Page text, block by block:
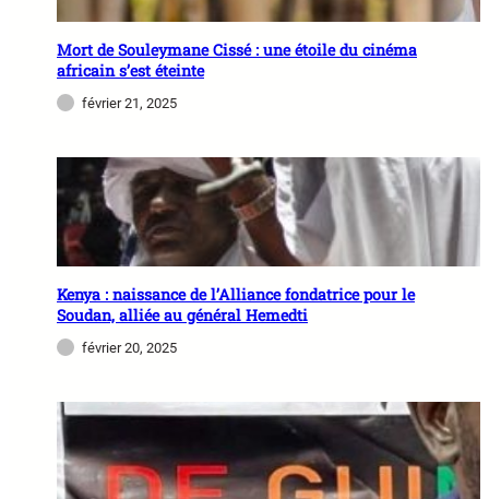
Mort de Souleymane Cissé : une étoile du cinéma
africain s’est éteinte
février 21, 2025
Kenya : naissance de l’Alliance fondatrice pour le
Soudan, alliée au général Hemedti
février 20, 2025